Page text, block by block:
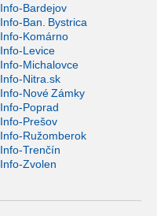
Info-Bardejov
Info-Ban. Bystrica
Info-Komárno
Info-Levice
Info-Michalovce
Info-Nitra.sk
Info-Nové Zámky
Info-Poprad
Info-Prešov
Info-Ružomberok
Info-Trenčín
Info-Zvolen